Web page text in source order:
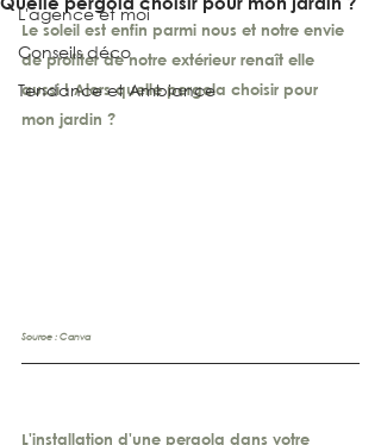
L'agence et moi
Conseils déco
Tendance et Ambiance
Le soleil est enfin parmi nous et notre envie
de profiter de notre extérieur renaît elle
aussi ! Alors quelle pergola choisir pour
mon jardin ?
Source : Canva
L'installation d'une pergola dans votre